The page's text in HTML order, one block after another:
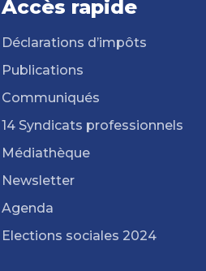
Accès rapide
Déclarations d’impôts
Publications
Communiqués
14 Syndicats professionnels
Médiathèque
Newsletter
Agenda
Elections sociales 2024